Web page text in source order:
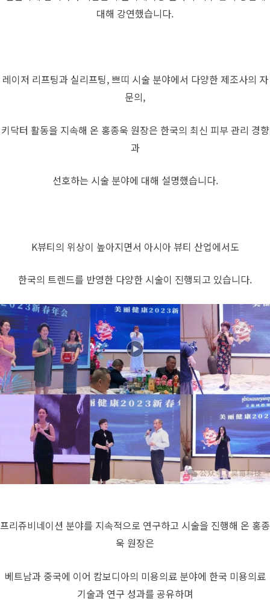
대해 강연했습니다.
레이저 리프팅과 실리프팅, 쁘띠 시술 분야에서 다양한 제조사의 자
문의,
키닥터 활동을 지속해 온 홍종욱 원장은 한국의 최신 피부 관리 경향
과
선호하는 시술 분야에 대해 설명했습니다.
K뷰티의 위상이 높아지면서 아시아 뷰티 산업에서도
한국의 트렌드를 반영한 다양한 시술이 진행되고 있습니다.
프리쥬비네이션 분야를 지속적으로 연구하고 시술을 진행해 온 홍종
욱 원장은
베트남과 중국에 이어 캄보디아의 미용의료 분야에 한국 미용의료
기술과 연구 성과를 공유하며